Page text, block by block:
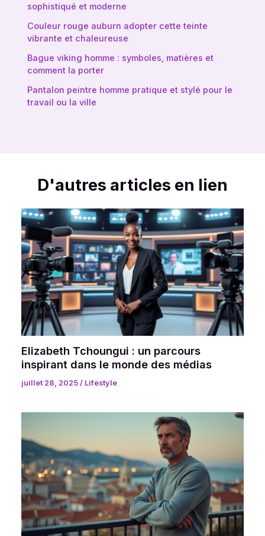
sophistiqué et moderne
Couleur rouge auburn adopter cette teinte
vibrante et chaleureuse
Bague viking homme : symboles, matières et
comment la porter
Pantalon peintre homme pratique et stylé pour le
travail ou la ville
D'autres articles en lien
Elizabeth Tchoungui : un parcours
inspirant dans le monde des médias
juillet 28, 2025/ Lifestyle